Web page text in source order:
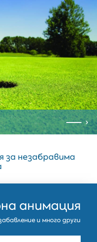
за незабравима
анимация
и много други